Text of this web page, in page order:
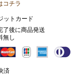
コチラ
ットカード
了後に商品発送
無し
済